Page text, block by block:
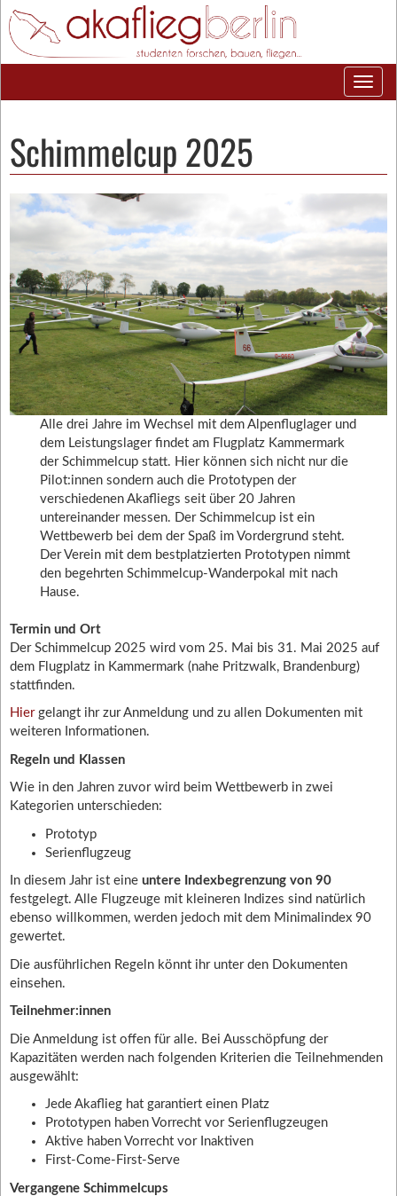
Schimmelcup 2025
Alle drei Jahre im Wechsel mit dem Alpenfluglager und
dem Leistungslager findet am Flugplatz Kammermark
der Schimmelcup statt. Hier können sich nicht nur die
Pilot:innen sondern auch die Prototypen der
verschiedenen Akafliegs seit über 20 Jahren
untereinander messen. Der Schimmelcup ist ein
Wettbewerb bei dem der Spaß im Vordergrund steht.
Der Verein mit dem bestplatzierten Prototypen nimmt
den begehrten Schimmelcup-Wanderpokal mit nach
Hause.
Termin und Ort
Der Schimmelcup 2025 wird vom 25. Mai bis 31. Mai 2025 auf
dem Flugplatz in Kammermark (nahe Pritzwalk, Brandenburg)
stattfinden.
Hiergelangt ihr zur Anmeldung und zu allen Dokumenten mit
weiteren Informationen.
Regeln und Klassen
Wie in den Jahren zuvor wird beim Wettbewerb in zwei
Kategorien unterschieden:
Prototyp
Serienflugzeug
In diesem Jahr ist eine untere Indexbegrenzung von 90
festgelegt. Alle Flugzeuge mit kleineren Indizes sind natürlich
ebenso willkommen, werden jedoch mit dem Minimalindex 90
gewertet.
Die ausführlichen Regeln könnt ihr unter den Dokumenten
einsehen.
Teilnehmer:innen
Die Anmeldung ist offen für alle. Bei Ausschöpfung der
Kapazitäten werden nach folgenden Kriterien die Teilnehmenden
ausgewählt:
Jede Akaflieg hat garantiert einen Platz
Prototypen haben Vorrecht vor Serienflugzeugen
Aktive haben Vorrecht vor Inaktiven
First-Come-First-Serve
Vergangene Schimmelcups